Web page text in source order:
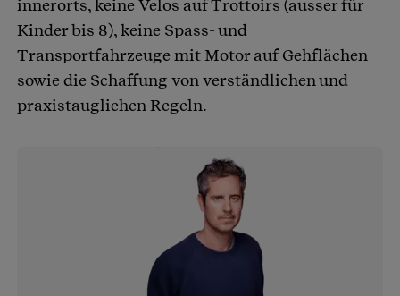
innerorts, keine Velos auf Trottoirs (ausser für
Kinder bis 8), keine Spass- und
Transportfahrzeuge mit Motor auf Gehflächen
sowie die Schaffung von verständlichen und
praxistauglichen Regeln.